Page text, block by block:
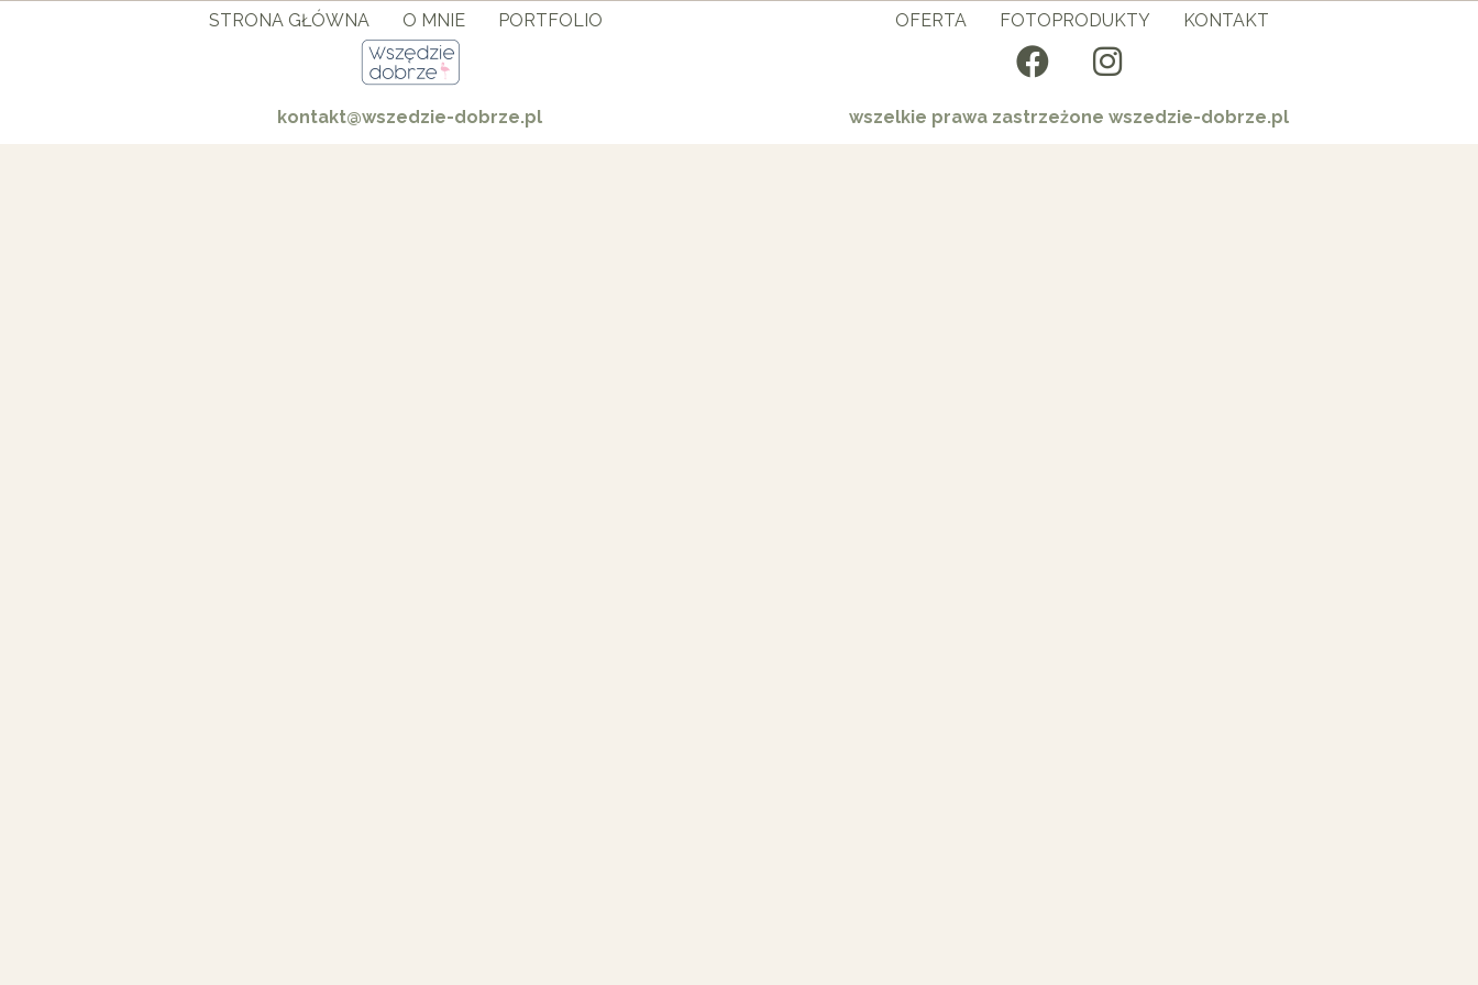
STRONA GŁÓWNA O MNIE PORTFOLIO OFERTA FOTOPRODUKTY KONTAKT
kontakt@wszedzie-dobrze.pl wszelkie prawa zastrzeżone wszedzie-dobrze.pl